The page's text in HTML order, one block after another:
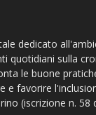
dedicato
quotidiani sulla
le buone
e favorire
(iscrizione n. 58